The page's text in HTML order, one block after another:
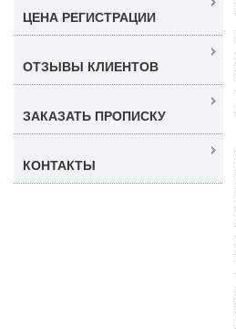
ЦЕНА РЕГИСТРАЦИИ
ОТЗЫВЫ КЛИЕНТОВ
ЗАКАЗАТЬ ПРОПИСКУ
КОНТАКТЫ